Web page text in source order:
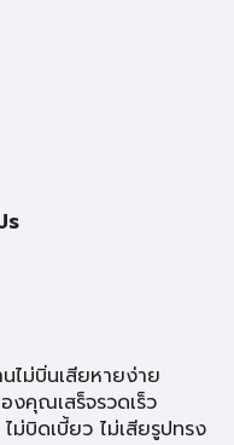
ร
ม่บิ่นเสียหายง่าย
งคุณเสร็จรวดเร็ว
บิดเบี้ยว ไม่เสียรูปทรง